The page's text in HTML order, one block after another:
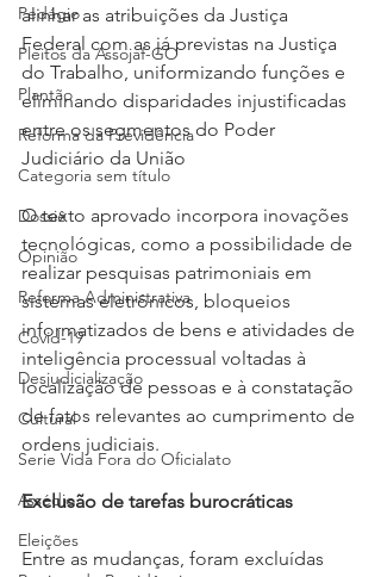
Pedágio
Pleitos da Assojaf-GO
Plantão
Reforma da Previdência
Categoria sem título
Dossiê
Opinião
Reforma Administrativa
Covid-19
Desjudicialização
Cultural
Serie Vida Fora do Oficialato
Assédio
Eleições
alinhar as atribuições da Justiça
Federal com as já previstas na Justiça
do Trabalho, uniformizando funções e
eliminando disparidades injustificadas
entre os segmentos do Poder
Judiciário da União
O texto aprovado incorpora inovações
tecnológicas, como a possibilidade de
realizar pesquisas patrimoniais em
sistemas eletrônicos, bloqueios
informatizados de bens e atividades de
inteligência processual voltadas à
localização de pessoas e à constatação
de fatos relevantes ao cumprimento de
ordens judiciais.
Exclusão de tarefas burocráticas
Entre as mudanças, foram excluídas